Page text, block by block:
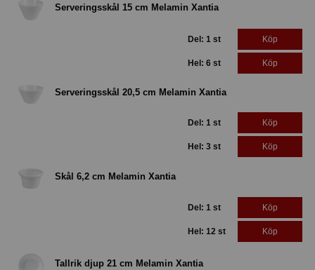
Serveringsskål 15 cm Melamin Xantia
Del: 1 st Köp
Hel: 6 st Köp
Serveringsskål 20,5 cm Melamin Xantia
Del: 1 st Köp
Hel: 3 st Köp
Skål 6,2 cm Melamin Xantia
Del: 1 st Köp
Hel: 12 st Köp
Tallrik djup 21 cm Melamin Xantia